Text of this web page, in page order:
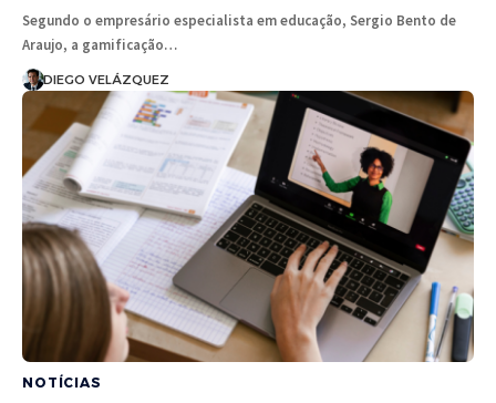
Segundo o empresário especialista em educação, Sergio Bento de
Araujo, a gamificação…
DIEGO VELÁZQUEZ
NOTÍCIAS